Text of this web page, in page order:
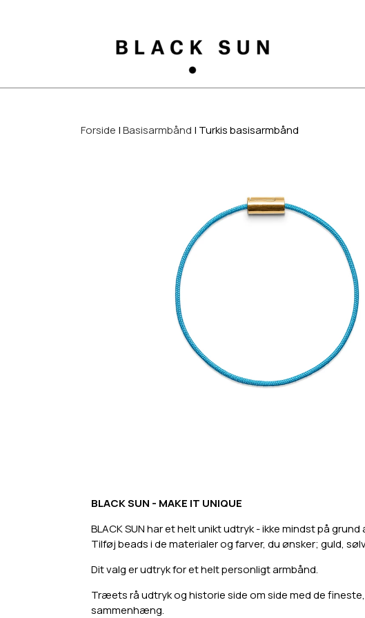
Forside Basisarmbånd Turkis basisarmbånd
BLACK SUN - MAKE IT UNIQUE
BLACK SUN har et helt unikt udtryk - ikke mindst på
Tilføj beads i de materialer og farver, du ønsker; guld,
Dit valg er udtryk for et helt personligt armbånd.
Træets rå udtryk og historie side om side med de
sammenhæng.